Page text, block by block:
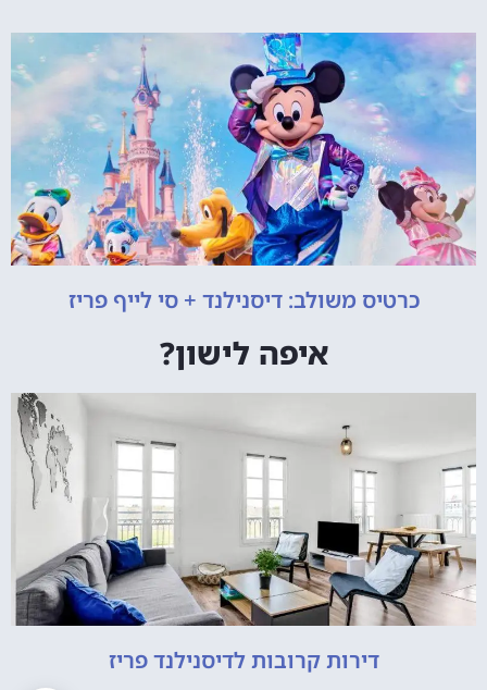
כרטיס משולב: דיסנילנד + סי לייף פריז
איפה לישון?
דירות קרובות לדיסנילנד פריז